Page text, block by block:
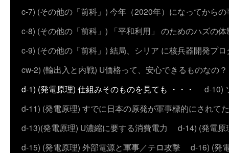
c-7) (その他の「前科」) 今年（2020年）になってからの
c-8) (その他の「前科」) 「平和利用」 のためのハズの
c-9) (その他の「前科」) 結局、シリア に核兵器開発プ
cw-2) (輸出入と内戦) U価格って、安心できるものなの？
d-1) (発電原理) 仕組みそのものを見ても ・・・
d-10)
d-11) (発電原理) すでに日本の原発が軍事標的にされて
d-13)(発電原理) U濃縮に要する消費電力
d-14) (発電
d-15) (発電原理) 外部電源と軍事／テロ攻撃
d-16) (発